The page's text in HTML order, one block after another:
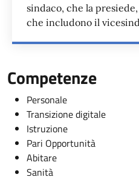
sindaco, che la
che includono il
Competenze
Personale
Transizione digitale
Istruzione
Pari Opportunità
Abitare
Sanità